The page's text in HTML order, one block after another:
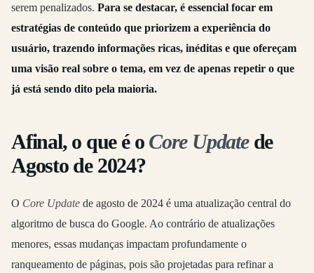
serem penalizados. Para se destacar, é essencial focar em
estratégias de conteúdo que priorizem a experiência do
usuário, trazendo informações ricas, inéditas e que ofereçam
uma visão real sobre o tema, em vez de apenas repetir o que
já está sendo dito pela maioria.
Afinal, o que é o Core Updatede
Agosto de 2024?
O Core Update de agosto de 2024 é uma atualização central do
algoritmo de busca do Google. Ao contrário de atualizações
menores, essas mudanças impactam profundamente o
ranqueamento de páginas, pois são projetadas para refinar a